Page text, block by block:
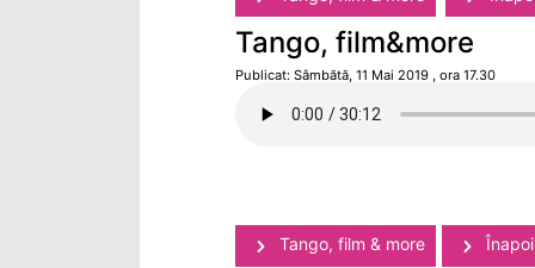
Tango, film&more
Publicat: Sâmbătă, 11 Mai 2019 , ora 17.30
Tango, film & more